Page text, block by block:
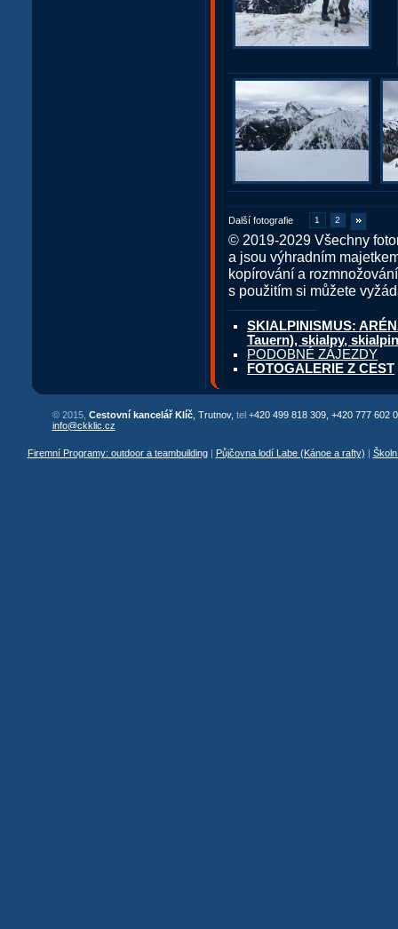
Další fotografie 1 2
© 2019-2029 Všechny
a jsou výhradním
kopírování a
s použitím si můžete
SKIALPINISMUS:
Tauern), skialpy,
PODOBNÉ ZÁJEZDY
FOTOGALERIE Z CEST
© 2015, Cestovní kancelář Klíč, Trutnov, tel +420 499 818 309, +420 777 602
info@ckklic.cz
Firemní Programy: outdoor a teambuilding| Půjčovna lodí Labe (Kánoe a rafty)